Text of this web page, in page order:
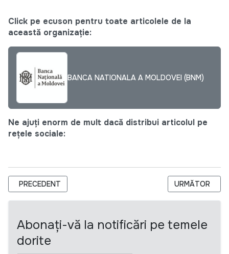
Click pe ecuson pentru toate articolele de la
această organizație:
BANCA NATIONALA A MOLDOVEI (BNM)
Ne ajuți enorm de mult dacă distribui articolul pe
rețele sociale:
ARTICOL PRECEDENT: BNM ANGAJEAZĂ INGINER
PRECEDENT ARTICOLUL
URMĂTOR
Abonați-vă la notificări pe temele
dorite